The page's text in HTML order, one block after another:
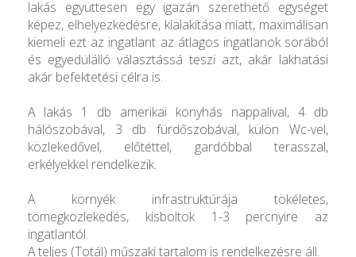
lakás együttesen egy igazán szerethető egységet
képez, elhelyezkedésre, kialakítása miatt, maximálisan
kiemeli ezt az ingatlant az átlagos ingatlanok sorából
és egyedülálló választássá teszi azt, akár lakhatási
akár befektetési célra is.
A lakás 1 db amerikai konyhás nappalival, 4 db
hálószobával, 3 db fürdőszobával, külön Wc-vel,
közlekedővel, előtéttel, gardóbbal terasszal,
erkélyekkel rendelkezik.
A környék infrastruktúrája tökéletes,
tömegközlekedés, kisboltok 1-3 percnyire az
ingatlantól.
A teljes (Totál) műszaki tartalom is rendelkezésre áll.